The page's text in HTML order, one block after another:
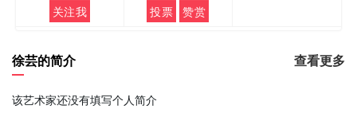
关注我 投票 赞赏
徐芸的简介 查看更多
该艺术家还没有填写个人简介